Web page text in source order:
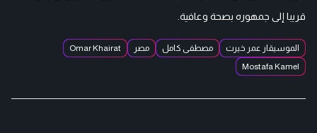
قريبا إلى جمهوره بصحة وعافية.
الموسيقار عمر خيرت مصطفى كامل مصر
Omar Khairat
Mostafa Kamel